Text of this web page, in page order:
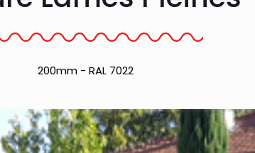
200mm - RAL 7022